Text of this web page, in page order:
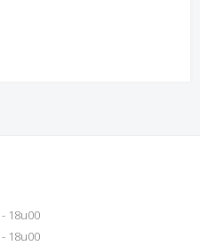
18u00
18u00